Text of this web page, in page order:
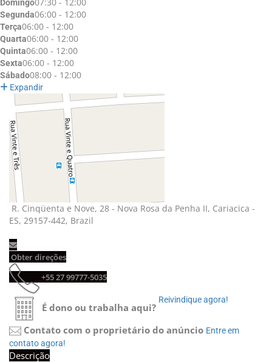
Domingo
Segunda06:00 - 12:00
Terça06:00 - 12:00
Quarta06:00 - 12:00
Quinta06:00 - 12:00
Sexta06:00 - 12:00
Sábado08:00 - 12:00
Expandir
R. Cinqüenta e Nove, 28 - Nova Rosa da Penha II, Cariacica -
ES, 29157-442, Brazil
Obter direções
+55 27 99777-5035
É dono ou trabalha aqui?
Reivindique agora!
Contato com o proprietário do anúncio Entre em
contato agora!
Descrição